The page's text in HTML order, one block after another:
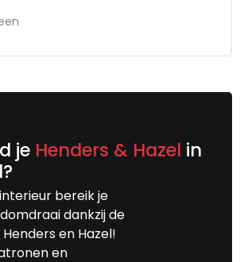
je Henders & Hazel in
bereik je
dankzij de
en Hazel!
en